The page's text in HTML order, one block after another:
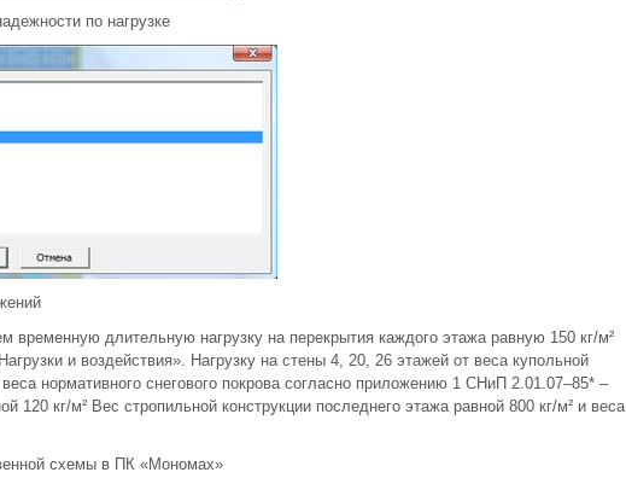
по нагрузке
временную длительную нагрузку на перекрытия каждого этажа равную 150 кг/м²
и воздействия». Нагрузку на стены 4, 20, 26 этажей от веса купольной
веса нормативного снегового покрова согласно приложению 1 СНиП 2.01.07–85* –
120 кг/м² Вес стропильной конструкции последнего этажа равной 800 кг/м² и веса
схемы в ПК «Мономах»